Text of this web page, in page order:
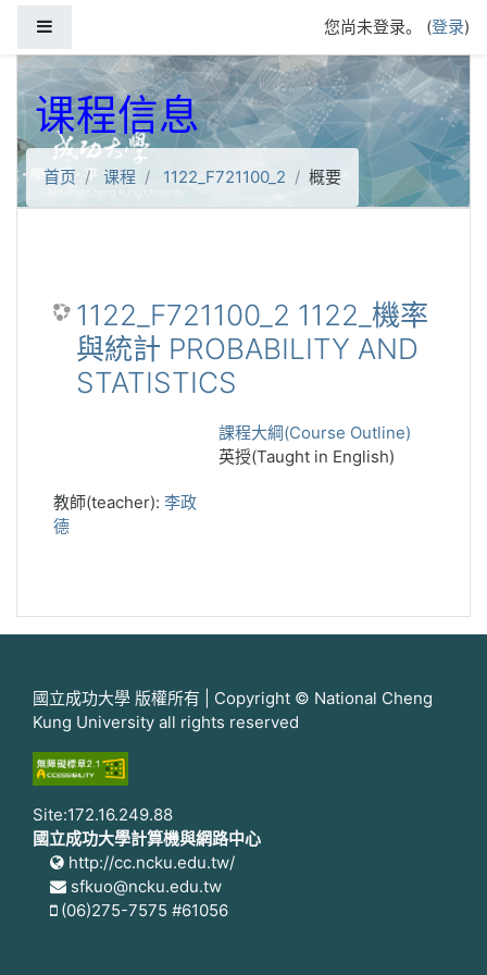
您尚未登录。 (登录)
课程信息
首页 课程 1122_F721100_2 概要
1122_F721100_2 1122_機率
與統計 PROBABILITY AND
STATISTICS
課程大綱(Course Outline)
英授(Taught in English)
教師(teacher): 李政
德
國立成功大學 版權所有 | Copyright © National Cheng
Kung University all rights reserved
Site:172.16.249.88
國立成功大學計算機與網路中心
http://cc.ncku.edu.tw/
sfkuo@ncku.edu.tw
(06)275-7575 #61056